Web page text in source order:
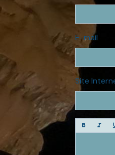
E-mail
Site